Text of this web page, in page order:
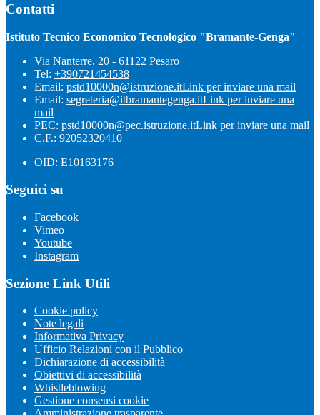
Contatti
Istituto Tecnico Economico Tecnologico "Bramante-Genga"
Via Nanterre, 20 - 61122 Pesaro
Tel: +390721454538
Email: pstd10000n@istruzione.itLink per inviare una mail
Email: segreteria@itbramantegenga.itLink per inviare una
mail
PEC: pstd10000n@pec.istruzione.itLink per inviare una mail
C.F.: 92052320410
OID: E10163176
Seguici su
Facebook
Vimeo
Youtube
Instagram
Sezione Link Utili
Cookie policy
Note legali
Informativa Privacy
Ufficio Relazioni con il Pubblico
Dichiarazione di accessibilità
Obiettivi di accessibilità
Whistleblowing
Gestione consensi cookie